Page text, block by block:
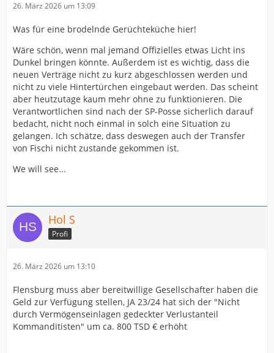
26. März 2026 um 13:09
Was für eine brodelnde Gerüchteküche hier!
Wäre schön, wenn mal jemand Offizielles etwas Licht ins
Dunkel bringen könnte. Außerdem ist es wichtig, dass die
neuen Verträge nicht zu kurz abgeschlossen werden und
nicht zu viele Hintertürchen eingebaut werden. Das scheint
aber heutzutage kaum mehr ohne zu funktionieren. Die
Verantwortlichen sind nach der SP-Posse sicherlich darauf
bedacht, nicht noch einmal in solch eine Situation zu
gelangen. Ich schätze, dass deswegen auch der Transfer
von Fischi nicht zustande gekommen ist.
We will see...
Hol S
Profi
26. März 2026 um 13:10
Flensburg muss aber bereitwillige Gesellschafter haben die
Geld zur Verfügung stellen, JA 23/24 hat sich der "Nicht
durch Vermögenseinlagen gedeckter Verlustanteil
Kommanditisten" um ca. 800 TSD € erhöht